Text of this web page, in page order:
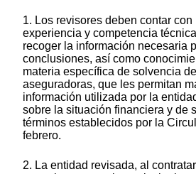
1. Los revisores deben contar
experiencia y competencia
recoger la información necesaria
conclusiones, así como
materia específica de solvencia
aseguradoras, que les permitan
información utilizada por la
sobre la situación financiera y de
términos establecidos por la
febrero.
2. La entidad revisada, al